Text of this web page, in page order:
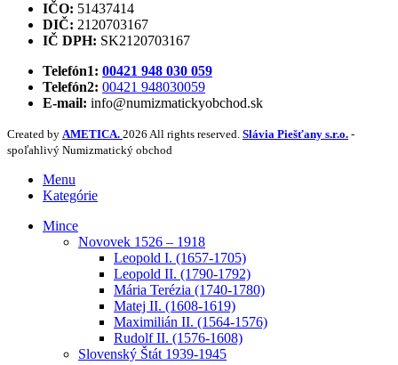
IČO: 51437414
DIČ: 2120703167
IČ DPH: SK2120703167
Telefón1: 00421 948 030 059
Telefón2: 00421 948030059
E-mail: info@numizmatickyobchod.sk
Created by AMETICA. 2026 All rights reserved. Slávia Piešťany s.r.o. -
spoľahlivý Numizmatický obchod
Menu
Kategórie
Mince
Novovek 1526 – 1918
Leopold I. (1657-1705)
Leopold II. (1790-1792)
Mária Terézia (1740-1780)
Matej II. (1608-1619)
Maximilián II. (1564-1576)
Rudolf II. (1576-1608)
Slovenský Štát 1939-1945